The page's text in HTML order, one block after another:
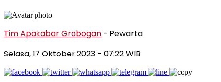
Tim Apakabar Grobogan - Pewarta
Selasa, 17 Oktober 2023 - 07:22 WIB